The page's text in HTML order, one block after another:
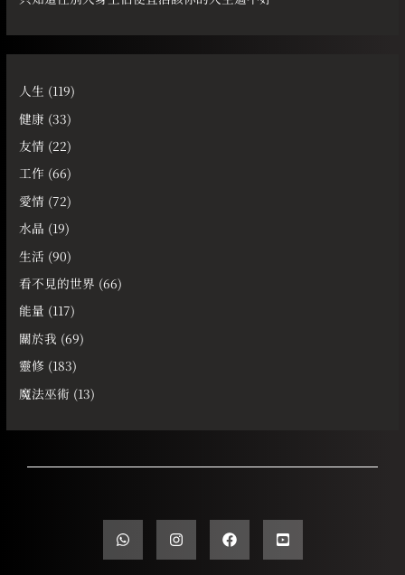
人生 (119)
健康 (33)
友情 (22)
工作 (66)
愛情 (72)
水晶 (19)
生活 (90)
看不見的世界 (66)
能量 (117)
關於我 (69)
靈修 (183)
魔法巫術 (13)